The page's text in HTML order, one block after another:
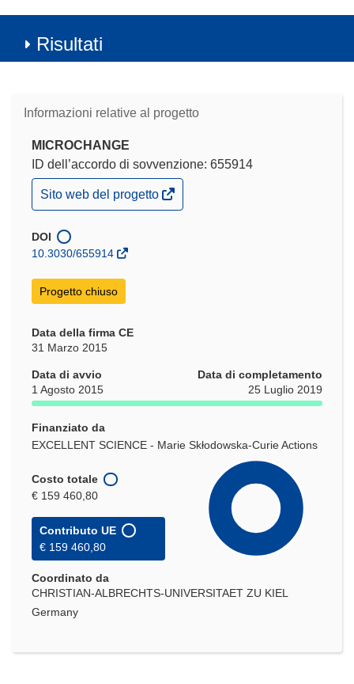
Risultati
Informazioni relative al progetto
MICROCHANGE
ID dell’accordo di sovvenzione: 655914
(si
apre
una
nuova
Sito web del progetto
DOI
10.3030/655914
Progetto chiuso
Data della firma CE
31 Marzo 2015
Data di avvio
1 Agosto 2015
Data di completamento
25 Luglio 2019
Finanziato da
EXCELLENT SCIENCE - Marie Skłodowska-Curie Actions
Costo totale
€ 159 460,80
Contributo UE
€ 159 460,80
Coordinato da
CHRISTIAN-ALBRECHTS-UNIVERSITAET ZU KIEL
Germany